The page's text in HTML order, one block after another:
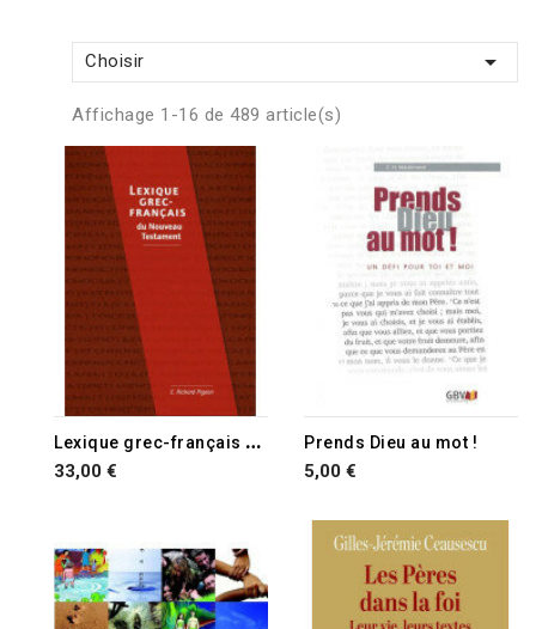
Choisir 
Affichage 1-16 de 489 article(s)
L
exique grec-français du Nouveau Testament
33,00 €
Prends Dieu au mot !
5,00 €